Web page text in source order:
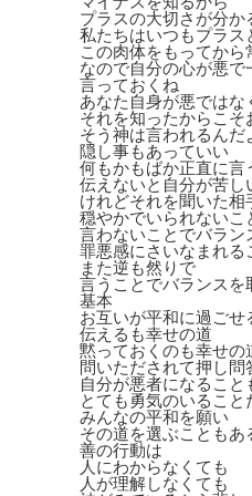
プラスの大切さが分か
私たちはいつもプラ
この肉体をもってか
なので自分の心が悪で
言っておくね
あなた自身が悪ではな
それを知ったからこそ
そう神は言われるんだ
隠し事もあっていい
何もかもばか正直に言
伝えないと自分が苦し
けれどそれを聞いた相
穏やかでいられないこ
言わないことでバラン
罪悪感にさいなまれる
また逆も然りで
言うことでバランスを
基本
お互いが平和に過ごせ
伝えるも幸せの道
黙っておくのも幸せの
問いただされて押し問
自分が悪者になること
とても勇気のいること
みんなの平和を願い
その道を選ぶこともあ
善の行動は
人にわからなくても
人が理解しなくても